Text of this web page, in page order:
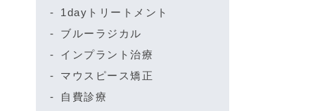
1dayトリートメント
ブルーラジカル
インプラント治療
マウスピース矯正
自費診療